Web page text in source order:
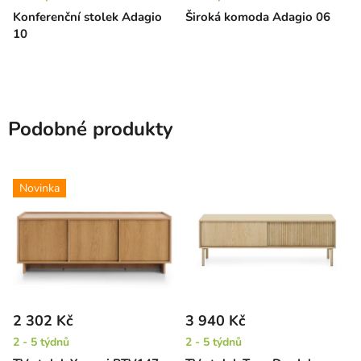
Konferenční stolek Adagio
10
Široká komoda Adagio 06
Podobné produkty
Novinka
2 302 Kč
2 - 5 týdnů
3 940 Kč
2 - 5 týdnů